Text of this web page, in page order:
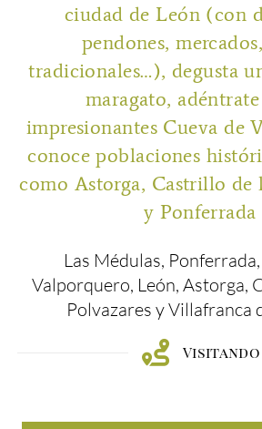
ciudad de León (con
pendones,
tradicionales…), degusta
maragato,
impresionantes Cueva de
conoce poblaciones
como Astorga, Castrillo de
y Ponferrada
Las Médulas,
Valporquero, León, Astorga,
Polvazares y Villafranca
Visitando